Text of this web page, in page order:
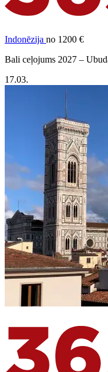
Indonēzija no 1200 €
Bali ceļojums 2027 –
17.03.